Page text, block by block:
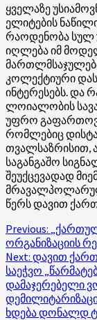
ყველაზე
ელიტების
რაოდენობა
იღლება იმ
კოლექტიური
ინტერესებს.
ლოიალობის
უფრო
რომლებიც
თვალსაზრისით,
საგანგაშო
შეუქცევადად
წერს დავით
Post
navigation
Previous:
ორგანიზაციის
Next: დავით
საეჭვო
დამაჯერებელი
ხდება დონალდ